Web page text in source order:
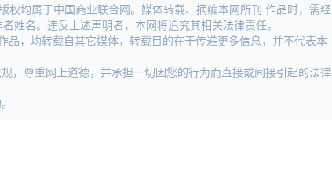
权均属于中国商业联合网。媒体转载、摘编本网所刊 作品时，需经
姓名。违反上述声明者，本网将追究其相关法律责任。
品，均转载自其它媒体，转载目的在于传递更多信息，并不代表本
，尊重网上道德，并承担一切因您的行为而直接或间接引起的法律